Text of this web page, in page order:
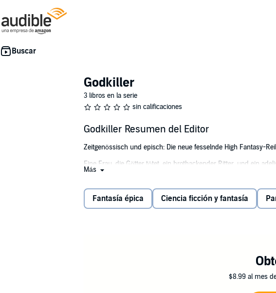
Godkiller
3 libros en la serie
sin calificaciones
Godkiller Resumen del Editor
Zeitgenössisch und episch: Die neue fesselnde High Fantasy-
Eine Frau, die Götter tötet, ein brotbackender Ritter, und ein
Gott der Notlügen. Er ist an das junge adelige Mädchen Inara
Stadt, in der es noch wilde Götter gibt. Der ehemalige Ritter
Landes. Nichtsahnend, was im Herzen von Blenraden lauert, tritt
Más
Fantasía épica Ciencia ficción y fantasía
$8.99 al mes